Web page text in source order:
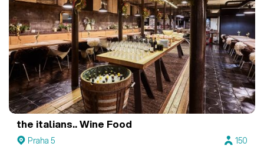
the italians.. Wine Food
Praha 5
150